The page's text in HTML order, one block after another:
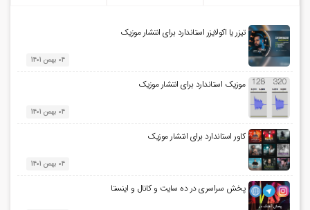
تیزر یا اکولایزر استاندارد برای انتشار موزیک
04 بهمن 1401
موزیک استاندارد برای انتشار موزیک
04 بهمن 1401
کاور استاندارد برای انتشار موزیک
04 بهمن 1401
پخش سراسری در ده سایت و کانال و اینستا